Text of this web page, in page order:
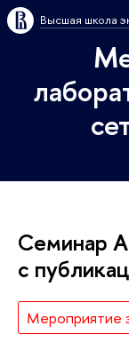
Высшая школа
Семинар
с
Мероприятие